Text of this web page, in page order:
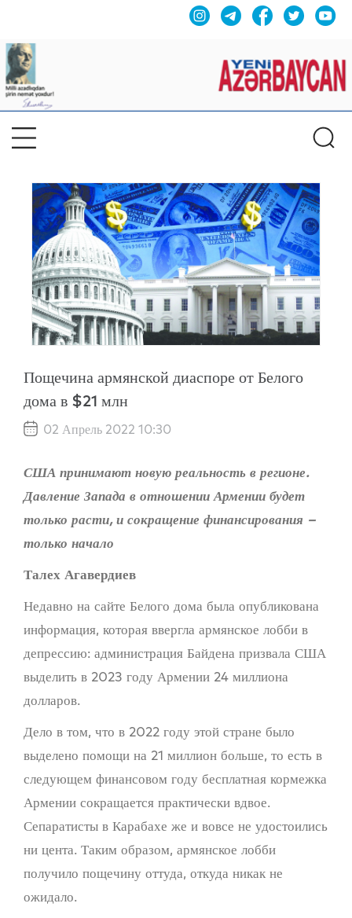
Пощечина армянской диаспоре от Белого
дома в $21 млн
02 Апрель 2022 10:30
США принимают новую реальность в регионе.
Давление Запада в отношении Армении будет
только расти, и сокращение финансирования –
только начало
Талех Агавердиев
Недавно на сайте Белого дома была опубликована
информация, которая ввергла армянское лобби в
депрессию: администрация Байдена призвала США
выделить в 2023 году Армении 24 миллиона
долларов.
Дело в том, что в 2022 году этой стране было
выделено помощи на 21 миллион больше, то есть в
следующем финансовом году бесплатная кормежка
Армении сокращается практически вдвое.
Сепаратисты в Карабахе же и вовсе не удостоились
ни цента. Таким образом, армянское лобби
получило пощечину оттуда, откуда никак не
ожидало.